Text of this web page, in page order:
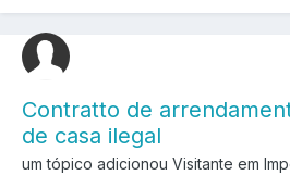
Contratto de
de casa ilegal
um tópico adicionou Visitante em